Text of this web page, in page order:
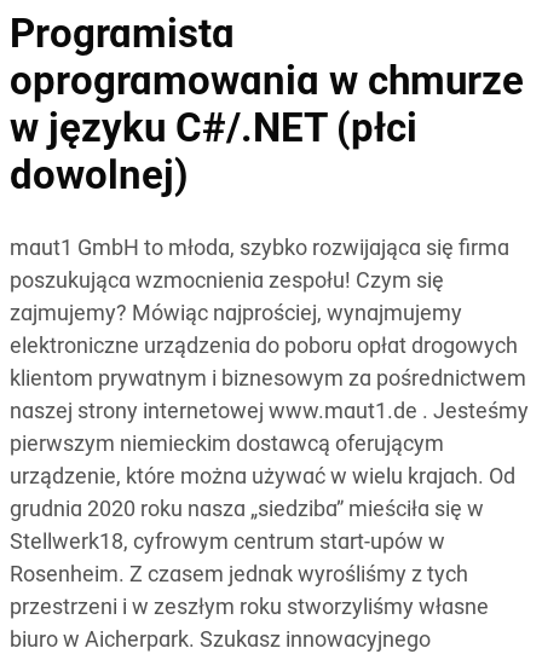
Programista
oprogramowania w chmurze
w języku C#/.NET (płci
dowolnej)
maut1 GmbH to młoda, szybko rozwijająca się firma
poszukująca wzmocnienia zespołu! Czym się
zajmujemy? Mówiąc najprościej, wynajmujemy
elektroniczne urządzenia do poboru opłat drogowych
klientom prywatnym i biznesowym za pośrednictwem
naszej strony internetowej www.maut1.de . Jesteśmy
pierwszym niemieckim dostawcą oferującym
urządzenie, które można używać w wielu krajach. Od
grudnia 2020 roku nasza „siedziba” mieściła się w
Stellwerk18, cyfrowym centrum start-upów w
Rosenheim. Z czasem jednak wyrośliśmy z tych
przestrzeni i w zeszłym roku stworzyliśmy własne
biuro w Aicherpark. Szukasz innowacyjnego